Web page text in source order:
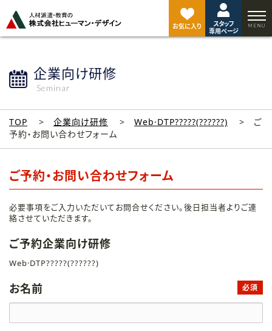
お気に入り
スタッフ
専用ページ
企業向け研修
Seminar
TOP 企業向け研修 Web·DTP?????(??????)
ご
予約・お問い合わせフォーム
ご予約・お問い合わせフォーム
必要事項をご入力いただいてお問合せください。後日担当者よりご連
絡させていただきます。
ご予約企業向け研修
Web·DTP?????(??????)
お名前 必須
ジ
ト